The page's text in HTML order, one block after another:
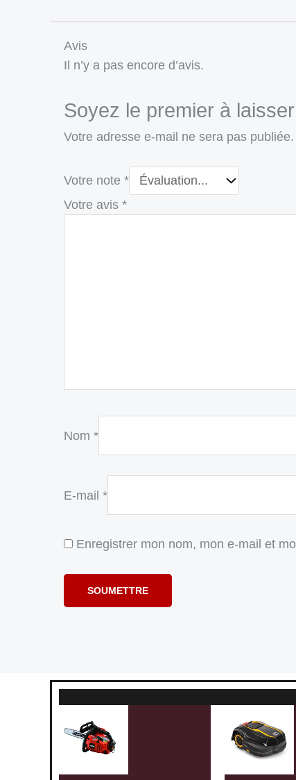
Avis
Il n’y a pas encore d’avis.
Soyez le premier à
Votre adresse e-mail ne sera pas publiée.
Votre note *
Votre avis *
Nom *
E-mail *
Enregistrer mon nom, mon e-mail et